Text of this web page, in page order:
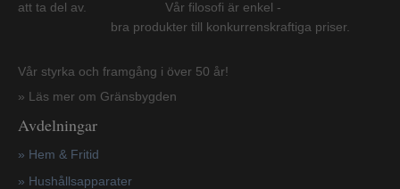
att ta del av. Vår filosofi är enkel -
bra produkter till konkurrenskraftiga priser.
Vår styrka och framgång i över 50 år!
» Läs mer om Gränsbygden
Avdelningar
» Hem & Fritid
» Hushållsapparater